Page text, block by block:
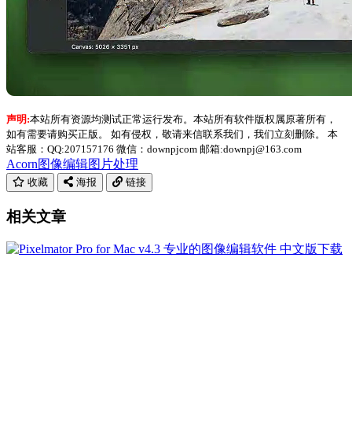
声明:本站所有资源均测试正常运行发布。本站所有软件版权属原著所有，
如有需要请购买正版。 如有侵权，敬请来信联系我们，我们立刻删除。 本
站客服：QQ:207157176 微信：downpjcom 邮箱:downpj@163.com
Acorn图像编辑图片处理
收藏 海报 链接
相关文章